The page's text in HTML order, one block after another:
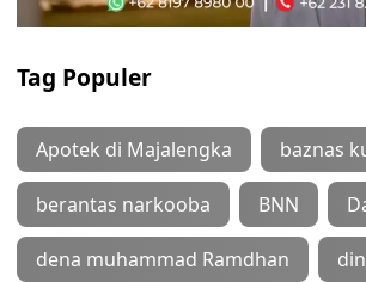
Tag Populer
Apotek di Majalengka baznas
berantas narkooba BNN
dena muhammad Ramdhan